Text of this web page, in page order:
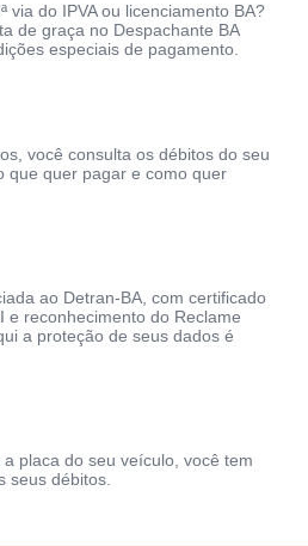
via do IPVA ou licenciamento BA?
de graça no Despachante BA
especiais de pagamento.
você consulta os débitos do seu
que quer pagar e como quer
ao Detran-BA, com certificado
e reconhecimento do Reclame
a proteção de seus dados é
placa do seu veículo, você tem
seus débitos.